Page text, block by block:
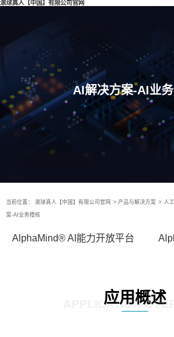
滚球真人【中国】有限公司官网
AI解决方案-AI业
当前位置： 滚球真人【中国】有限公司官网 > 产品与解决方案 > 人
案-AI业务稽核
AlphaMind® AI能力开放平台
应用概述
APPLICATION